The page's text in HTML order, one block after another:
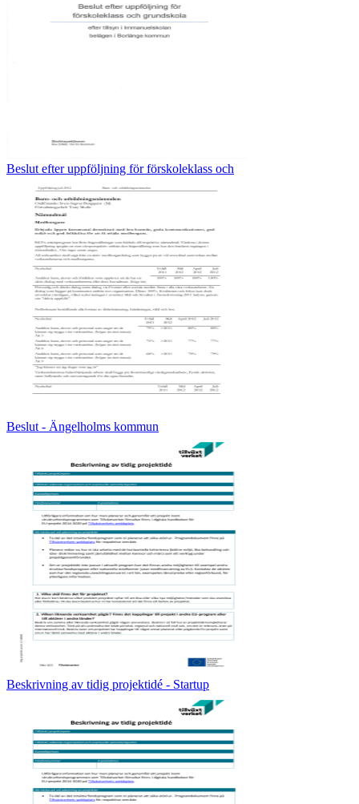
Beslut efter uppföljning för förskoleklass och
Beslut - Ängelholms kommun
Beskrivning av tidig projektidé - Startup